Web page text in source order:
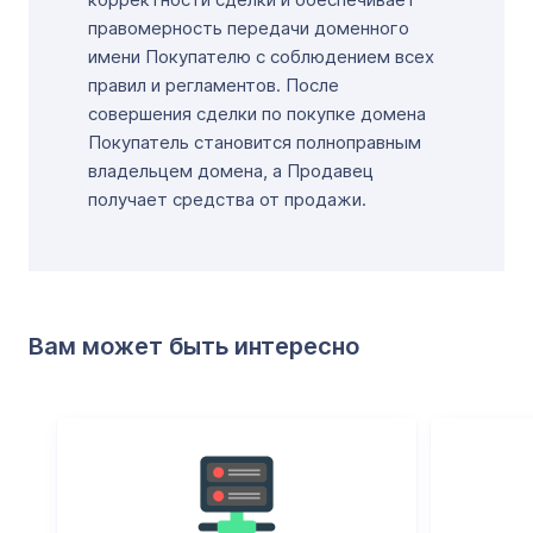
правомерность передачи доменного
имени Покупателю с соблюдением всех
правил и регламентов. После
совершения сделки по покупке домена
Покупатель становится полноправным
владельцем домена, а Продавец
получает средства от продажи.
Вам может быть интересно